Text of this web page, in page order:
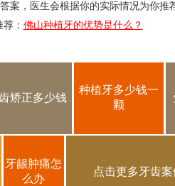
案，医生会根据你的实际情况为你
： 佛山种植牙的优势是什么？
矫正多少钱
种植牙多少钱一
颗
牙龈肿痛怎
么办
点击更多牙齿案